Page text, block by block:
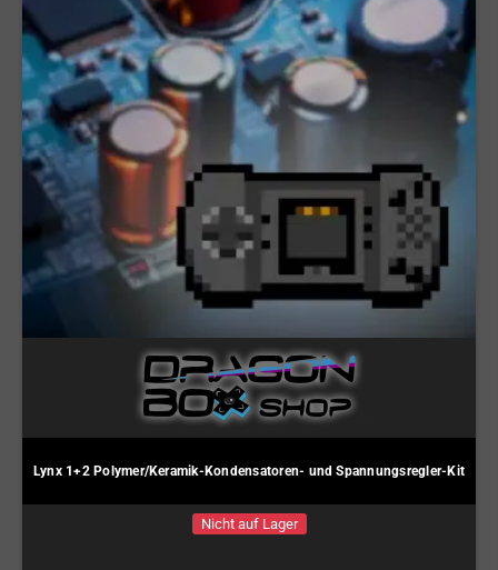
Lynx 1+2 Polymer/Keramik-Kondensatoren- und Spannungsregler-Kit
Nicht auf Lager